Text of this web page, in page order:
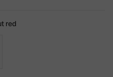
red